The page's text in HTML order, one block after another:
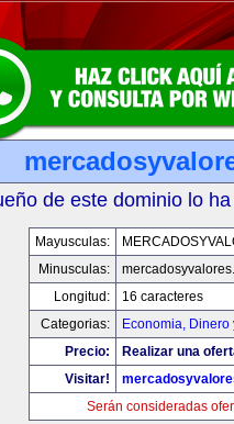
de este dominio lo
Mayusculas:
Minusculas:
Longitud:
16 caracteres
Categorias:
Economia, Dinero
Precio:
Realizar una
Visitar!
Serán consideradas